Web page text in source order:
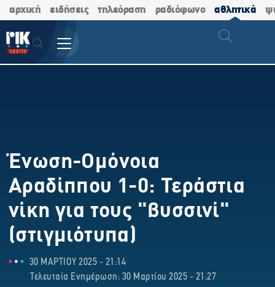
αρχική ειδήσεις τηλεόραση ραδιόφωνο αθλητικά
Ένωση-Ομόνοια
Αραδίππου 1-0: Τεράστια
νίκη για τους "βυσσινί"
(στιγμιότυπα)
30 ΜΑΡΤΙΟΥ 2025 - 21:14
Τελευταία Ενημέρωση: 30 Μαρτίου 2025 - 21:27